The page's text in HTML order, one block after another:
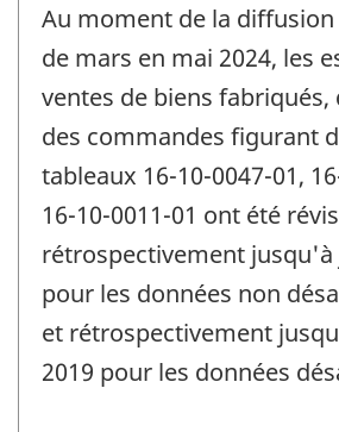
référence
de
-
Au moment de la diffusion
de mars en mai 2024, les
ventes de biens fabriqués,
des commandes figurant
tableaux 16-10-0047-01,
16-10-0011-01 ont été
rétrospectivement jusqu'à
pour les données non
et rétrospectivement
2019 pour les données